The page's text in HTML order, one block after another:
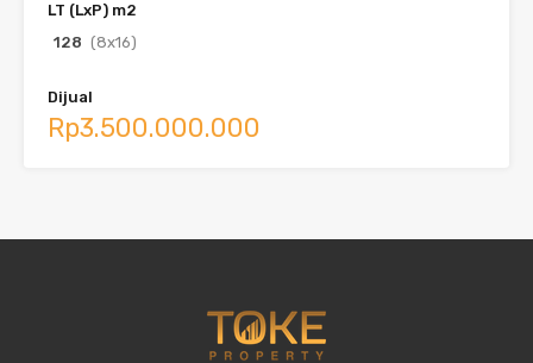
LT (LxP) m2
128 (8x16)
Dijual
Rp3.500.000.000